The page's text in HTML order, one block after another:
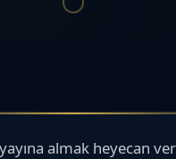
almak heyecan